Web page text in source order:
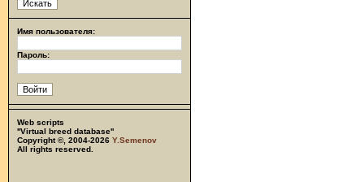
Имя пользователя:
Пароль:
Web scripts
''Virtual breed database''
Copyright ©, 2004-2026 Y.Semenov
All rights reserved.